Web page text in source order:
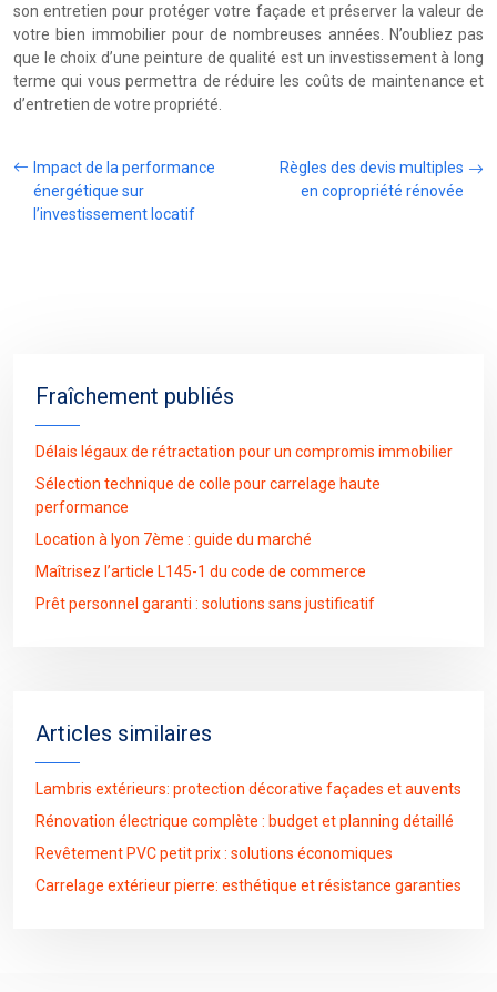
son entretien pour protéger votre façade et préserver la valeur de
votre bien immobilier pour de nombreuses années. N’oubliez pas
que le choix d’une peinture de qualité est un investissement à long
terme qui vous permettra de réduire les coûts de maintenance et
d’entretien de votre propriété.
Impact de la performance
énergétique sur
l’investissement locatif
Règles des devis multiples
en copropriété rénovée
Fraîchement publiés
Délais légaux de rétractation pour un compromis immobilier
Sélection technique de colle pour carrelage haute
performance
Location à lyon 7ème : guide du marché
Maîtrisez l’article L145-1 du code de commerce
Prêt personnel garanti : solutions sans justificatif
Articles similaires
Lambris extérieurs: protection décorative façades et auvents
Rénovation électrique complète : budget et planning détaillé
Revêtement PVC petit prix : solutions économiques
Carrelage extérieur pierre: esthétique et résistance garanties